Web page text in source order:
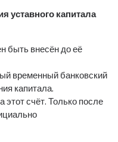
уставного капитала
быть внесён до её
временный банковский
капитала.
этот счёт. Только после